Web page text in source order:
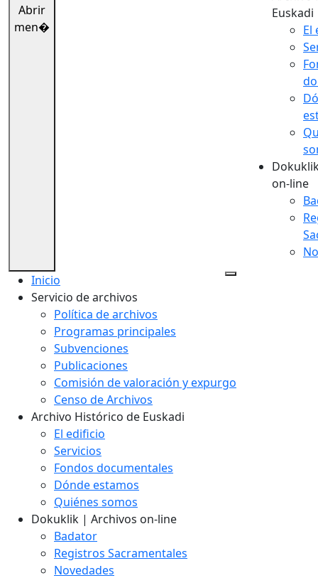
Abrir
men�
Euskadi
El
on-line
Inicio
Servicio de archivos
Política de archivos
Programas principales
Subvenciones
Publicaciones
Comisión de valoración y expurgo
Censo de Archivos
Archivo Histórico de Euskadi
El edificio
Servicios
Fondos documentales
Dónde estamos
Quiénes somos
Dokuklik | Archivos on-line
Badator
Registros Sacramentales
Novedades